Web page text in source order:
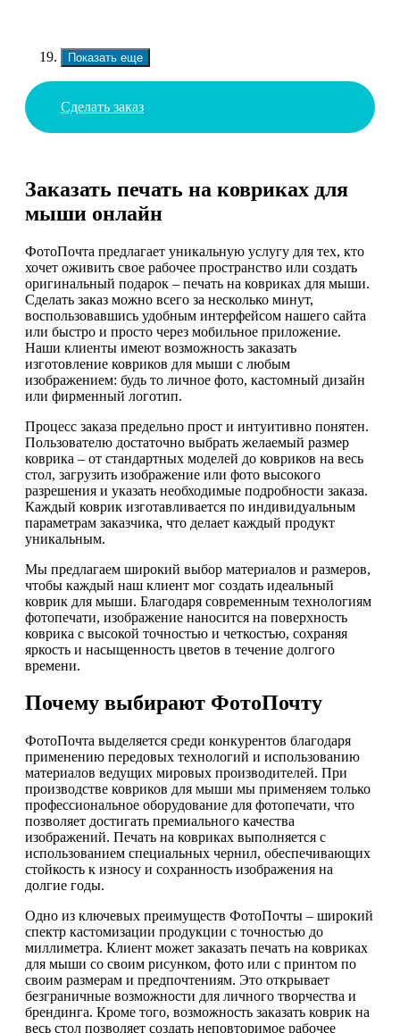
Показать еще
Сделать заказ
Заказать печать на ковриках для
мыши онлайн
ФотоПочта предлагает уникальную услугу для тех, кто
хочет оживить свое рабочее пространство или создать
оригинальный подарок – печать на ковриках для мыши.
Сделать заказ можно всего за несколько минут,
воспользовавшись удобным интерфейсом нашего сайта
или быстро и просто через мобильное приложение.
Наши клиенты имеют возможность заказать
изготовление ковриков для мыши с любым
изображением: будь то личное фото, кастомный дизайн
или фирменный логотип.
Процесс заказа предельно прост и интуитивно понятен.
Пользователю достаточно выбрать желаемый размер
коврика – от стандартных моделей до ковриков на весь
стол, загрузить изображение или фото высокого
разрешения и указать необходимые подробности заказа.
Каждый коврик изготавливается по индивидуальным
параметрам заказчика, что делает каждый продукт
уникальным.
Мы предлагаем широкий выбор материалов и размеров,
чтобы каждый наш клиент мог создать идеальный
коврик для мыши. Благодаря современным технологиям
фотопечати, изображение наносится на поверхность
коврика с высокой точностью и четкостью, сохраняя
яркость и насыщенность цветов в течение долгого
времени.
Почему выбирают ФотоПочту
ФотоПочта выделяется среди конкурентов благодаря
применению передовых технологий и использованию
материалов ведущих мировых производителей. При
производстве ковриков для мыши мы применяем только
профессиональное оборудование для фотопечати, что
позволяет достигать премиального качества
изображений. Печать на ковриках выполняется с
использованием специальных чернил, обеспечивающих
стойкость к износу и сохранность изображения на
долгие годы.
Одно из ключевых преимуществ ФотоПочты – широкий
спектр кастомизации продукции с точностью до
миллиметра. Клиент может заказать печать на ковриках
для мыши со своим рисунком, фото или с принтом по
своим размерам и предпочтениям. Это открывает
безграничные возможности для личного творчества и
брендинга. Кроме того, возможность заказать коврик на
весь стол позволяет создать неповторимое рабочее